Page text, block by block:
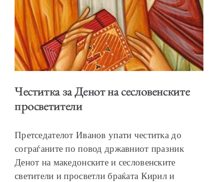
ШКОЛА ЗА МЛАДИ ЛИДЕРИ
ПРМ 2009-2019
Честитка за Денот на сесловенските
просветители
Претседателот Иванов упати честитка до
сограѓаните по повод државниот празник
Денот на македонските и сесловенските
светители и просветли браќата Кирил и